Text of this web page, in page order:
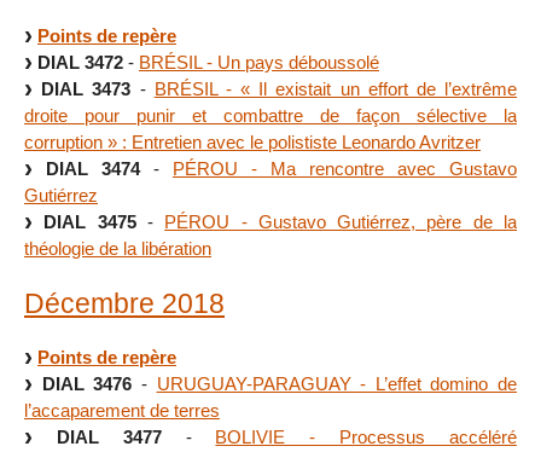
Points de repère
DIAL 3472 - BRÉSIL - Un pays déboussolé
DIAL 3473 - BRÉSIL - « Il existait un effort de l’extrême
droite pour punir et combattre de façon sélective la
corruption » : Entretien avec le polististe Leonardo Avritzer
DIAL 3474- PÉROU - Ma rencontre avec Gustavo
Gutiérrez
DIAL 3475- PÉROU - Gustavo Gutiérrez, père de la
théologie de la libération
Décembre 2018
Points de repère
DIAL 3476 - URUGUAY-PARAGUAY - L’effet domino de
l’accaparement de terres
DIAL 3477- BOLIVIE - Processus accéléré